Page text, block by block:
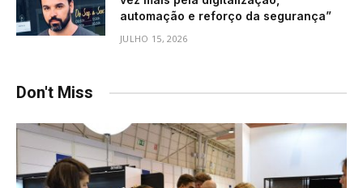
automação e reforço da segurança”
JULHO 15, 2026
Don't Miss